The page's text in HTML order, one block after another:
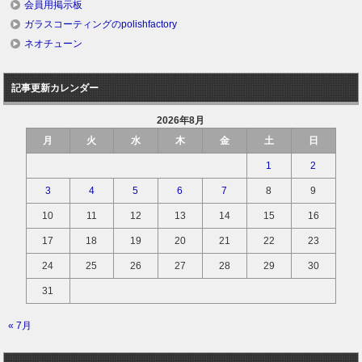
会員用掲示板
ガラスコーティングのpolishfactory
ネオチューン
記事更新カレンダー
2026年8月
月
火 水 木 金 土 日
1 2
3 4 5 6 7 8 9
10 11 12 13 14 15 16
17 18 19 20 21 22 23
24 25 26 27 28 29 30
31
« 7月